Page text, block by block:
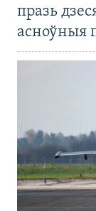
празь
асноўныя